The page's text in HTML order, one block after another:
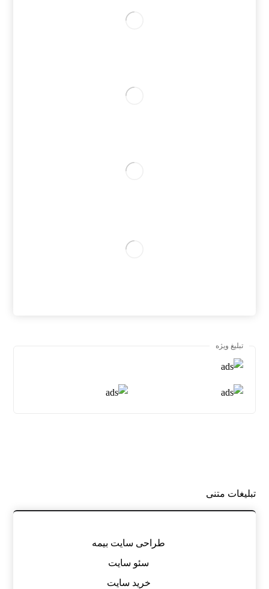
تبلیغ ویژه
تبلیغات متنی
طراحی سایت بیمه
سئو سایت
خرید سایت